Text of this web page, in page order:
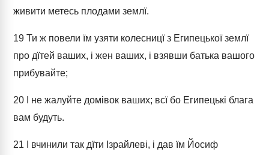
живити метесь плодами землї.
19 Ти ж повели їм узяти колесницї з Египецької землї
про дїтей ваших, і жен ваших, і взявши батька вашого
прибувайте;
20 І не жалуйте домівок ваших; всї бо Египецькі блага
вам будуть.
21 І вчинили так дїти Ізрайлеві, і дав їм Йосиф